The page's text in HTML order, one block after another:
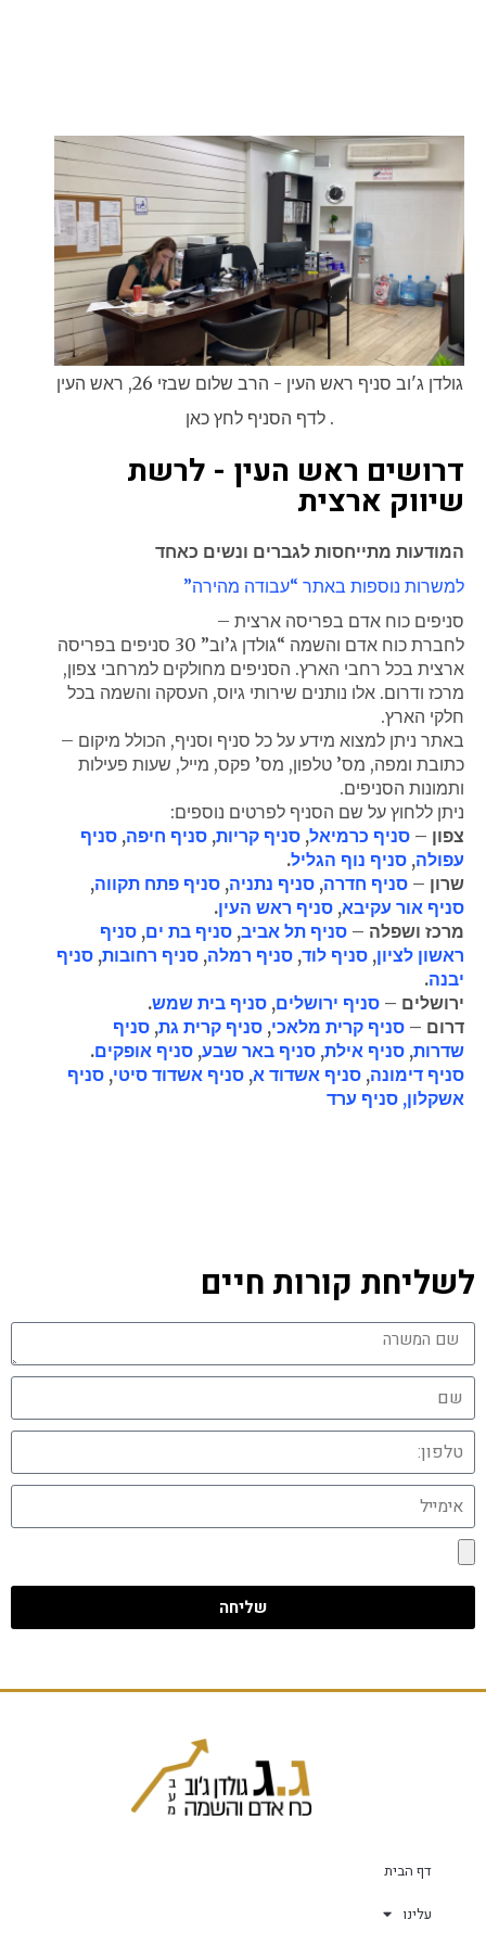
גולדן ג'וב סניף ראש העין - הרב שלום שבזי 26, ראש העין
. לדף הסניף לחץ כאן
דרושים ראש העין - לרשת
שיווק ארצית
המודעות מתייחסות לגברים ונשים כאחד
למשרות נוספות באתר “עבודה מהירה”
סניפים כוח אדם בפריסה ארצית –
לחברת כוח אדם והשמה “גולדן ג’וב” 30 סניפים בפריסה
ארצית בכל רחבי הארץ. הסניפים מחולקים למרחבי צפון,
מרכז ודרום. אלו נותנים שירותי גיוס, העסקה והשמה בכל
חלקי הארץ.
באתר ניתן למצוא מידע על כל סניף וסניף, הכולל מיקום –
כתובת ומפה, מס’ טלפון, מס’ פקס, מייל, שעות פעילות
ותמונות הסניפים.
ניתן ללחוץ על שם הסניף לפרטים נוספים:
צפון – סניף כרמיאל, סניף קריות, סניף חיפה, סניף
עפולה, סניף נוף הגליל.
שרון – סניף חדרה, סניף נתניה, סניף פתח תקווה,
סניף אור עקיבא, סניף ראש העין.
מרכז ושפלה – סניף תל אביב, סניף בת ים, סניף
ראשון לציון, סניף לוד, סניף רמלה, סניף רחובות, סניף
יבנה.
ירושלים – סניף ירושלים, סניף בית שמש.
דרום – סניף קרית מלאכי, סניף קרית גת, סניף
שדרות, סניף אילת, סניף באר שבע, סניף אופקים.
סניף דימונה, סניף אשדוד א, סניף אשדוד סיטי, סניף
אשקלון, סניף ערד
לשליחת קורות חיים
שליחה
דף הבית
עלינו